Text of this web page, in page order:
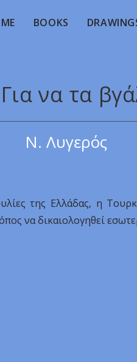
BOOKS
να τα
Ν. Λυγερός
της Ελλάδας, η
να δικαιολογηθεί